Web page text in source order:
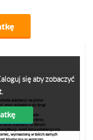
się aby zobaczyć